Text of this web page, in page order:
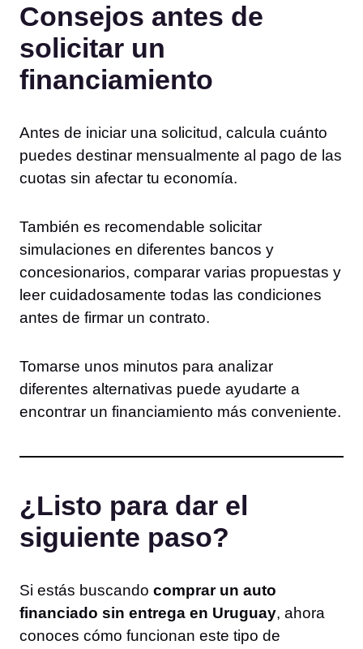
Consejos antes de
solicitar un
financiamiento
Antes de iniciar una solicitud, calcula cuánto
puedes destinar mensualmente al pago de las
cuotas sin afectar tu economía.
También es recomendable solicitar
simulaciones en diferentes bancos y
concesionarios, comparar varias propuestas y
leer cuidadosamente todas las condiciones
antes de firmar un contrato.
Tomarse unos minutos para analizar
diferentes alternativas puede ayudarte a
encontrar un financiamiento más conveniente.
¿Listo para dar el
siguiente paso?
Si estás buscando comprar un auto
financiado sin entrega en Uruguay, ahora
conoces cómo funcionan este tipo de